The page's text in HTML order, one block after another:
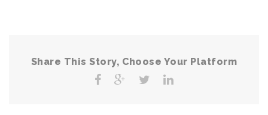
Share This Story, Choose Your Platform